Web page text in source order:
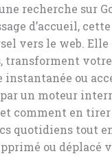
recherche sur
d’accueil,
vers le web. Elle
transforment
instantanée ou
un moteur
comment en
quotidiens tout
ou déplacé